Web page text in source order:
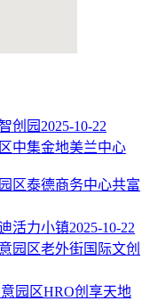
创园 2025-10-22
中集金地美兰中心
泰德商务中心共富
活力小镇2025-10-22
老外街国际文创
HRO创享天地